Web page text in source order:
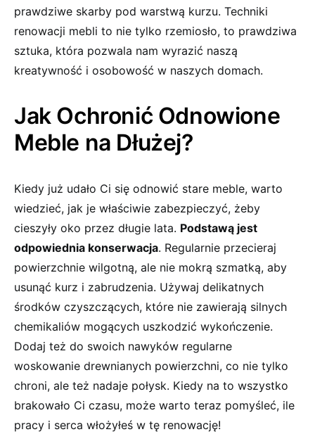
prawdziwe skarby⁢ pod‌ warstwą kurzu.⁢ Techniki
renowacji mebli to nie tylko rzemiosło, to prawdziwa
sztuka, która pozwala nam⁣ wyrazić‌ naszą ​
kreatywność i osobowość w naszych domach.
Jak Ochronić Odnowione
Meble na Dłużej?
Kiedy już udało Ci⁣ się odnowić stare meble, warto
wiedzieć, jak je właściwie ⁢zabezpieczyć, żeby⁤
cieszyły oko‌ przez ‍długie lata.⁢ Podstawą jest⁣
odpowiednia konserwacja. Regularnie przecieraj
powierzchnie wilgotną, ale nie mokrą‌ szmatką, aby
usunąć kurz i zabrudzenia.⁤ Używaj delikatnych
środków ⁣czyszczących, które nie zawierają silnych
chemikaliów ⁣mogących uszkodzić wykończenie.
Dodaj też do ⁢swoich ⁢nawyków regularne
woskowanie drewnianych powierzchni, co‌ nie tylko
chroni, ale też nadaje połysk. Kiedy‌ na⁤ to​ wszystko
brakowało Ci czasu, ⁣może warto teraz pomyśleć, ile
pracy i serca włożyłeś w tę renowację!